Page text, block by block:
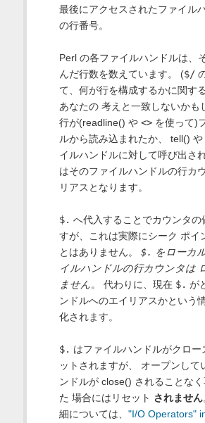
最後にアクセスされたファイル
の行番号。
Perl の各ファイルハンドルは、
んだ行数を数えています。 ($/
て、何が行を構成するかに関す
あなたの 考えと一致しないかも
行が(readline() や <>を使って)
ルから読み込まれたか、 tell()
イルハンドルに対して呼び出さ
はそのファイルハンドルの行カ
リアスとなります。
$. へ代入することでカウンタの
すが、これは実際にシーク ポイ
とはありません。 $. をローカ
イルハンドルの行カウンタは
ません。 代わりに、現在 $. が
ンドルへのエイリアスかという
化されます。
$. はファイルハンドルがクロー
ットされますが、 オープンして
ンドルが close() されることな
た 場合にはリセット されません
細については、 "I/O Operators"